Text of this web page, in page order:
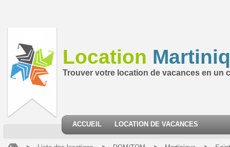
Location
Trouver votre location de vacances en un
ACCUEIL LOCATION DE VACANCES